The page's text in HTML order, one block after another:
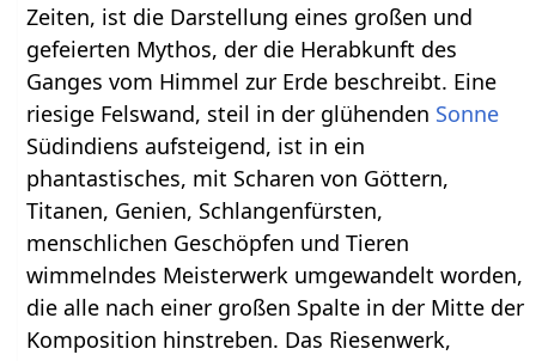
Zeiten, ist die Darstellung eines großen und
gefeierten Mythos, der die Herabkunft des
Ganges vom Himmel zur Erde beschreibt. Eine
riesige Felswand, steil in der glühenden Sonne
Südindiens aufsteigend, ist in ein
phantastisches, mit Scharen von Göttern,
Titanen, Genien, Schlangenfürsten,
menschlichen Geschöpfen und Tieren
wimmelndes Meisterwerk umgewandelt worden,
die alle nach einer großen Spalte in der Mitte der
Komposition hinstreben. Das Riesenwerk,